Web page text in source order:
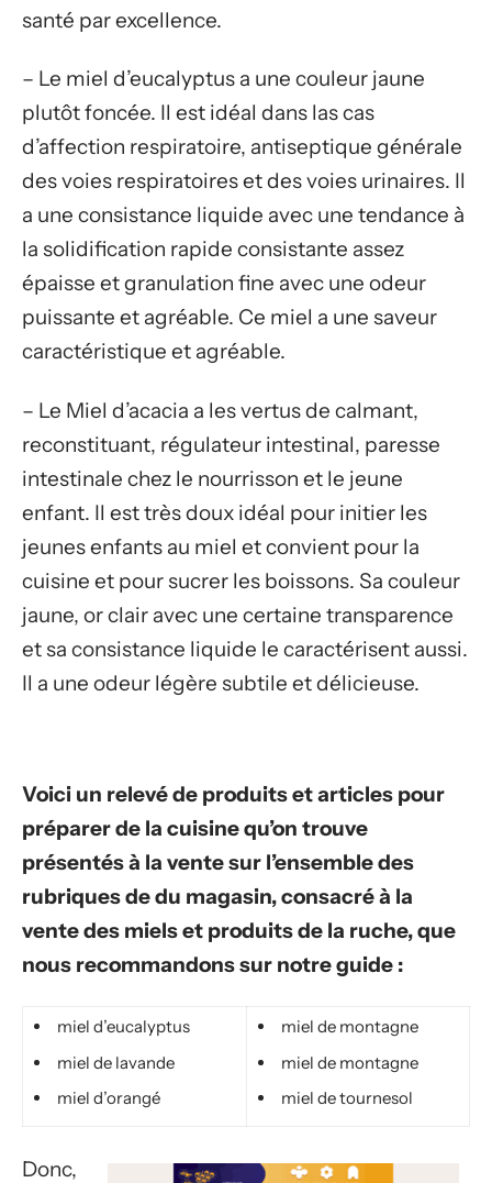
santé par excellence.
– Le miel d’eucalyptus a une couleur jaune
plutôt foncée. Il est idéal dans las cas
d’affection respiratoire, antiseptique générale
des voies respiratoires et des voies urinaires. Il
a une consistance liquide avec une tendance à
la solidification rapide consistante assez
épaisse et granulation fine avec une odeur
puissante et agréable. Ce miel a une saveur
caractéristique et agréable.
– Le Miel d’acacia a les vertus de calmant,
reconstituant, régulateur intestinal, paresse
intestinale chez le nourrisson et le jeune
enfant. Il est très doux idéal pour initier les
jeunes enfants au miel et convient pour la
cuisine et pour sucrer les boissons. Sa couleur
jaune, or clair avec une certaine transparence
et sa consistance liquide le caractérisent aussi.
Il a une odeur légère subtile et délicieuse.
Voici un relevé de produits et articles pour
préparer de la cuisine qu’on trouve
présentés à la vente sur l’ensemble des
rubriques de du magasin, consacré à la
vente des miels et produits de la ruche, que
nous recommandons sur notre guide :
miel d’eucalyptus
miel de lavande
miel d’orangé
miel de montagne
miel de montagne
miel de tournesol
Donc,